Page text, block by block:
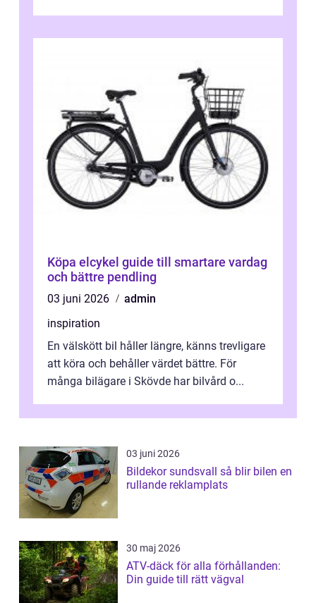
Köpa elcykel guide till smartare vardag
och bättre pendling
03 juni 2026
admin
inspiration
En välskött bil håller längre, känns trevligare
att köra och behåller värdet bättre. För
många bilägare i Skövde har bilvård o...
03 juni 2026
Bildekor sundsvall så blir bilen en
rullande reklamplats
30 maj 2026
ATV-däck för alla förhållanden:
Din guide till rätt vägval